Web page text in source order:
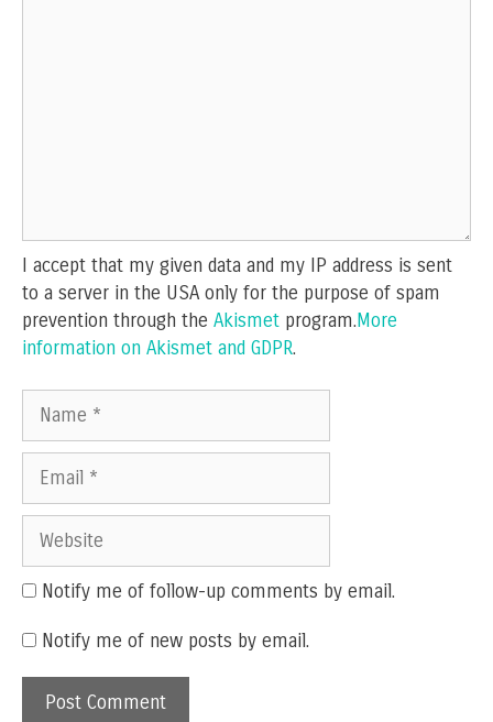
I accept that my given data and my IP address is sent
to a server in the USA only for the purpose of spam
prevention through the Akismet program.More
information on Akismet and GDPR.
Name
Email
Website
Notify me of follow-up comments by email.
Notify me of new posts by email.